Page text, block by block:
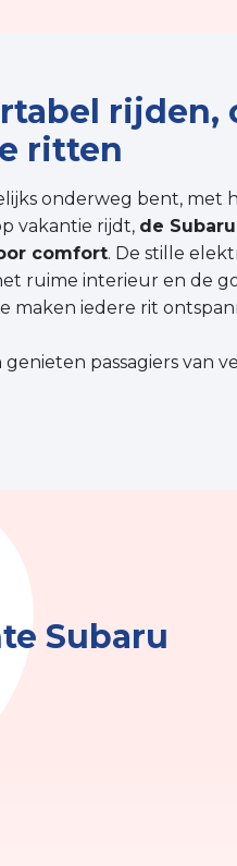
rijden,
ritten
onderweg bent, met
vakantie rijdt, de
comfort. De stille
ruime interieur en de
maken iedere rit
passagiers van
Subaru